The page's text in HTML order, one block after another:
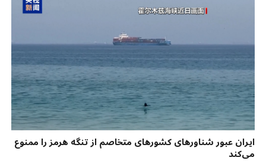
ایران عبور شناورهای کشورهای متخاصم از تنگه هرمز را ممنوع
می‌کند